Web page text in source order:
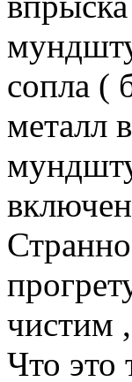
сопла (
металл
чистим
Что это